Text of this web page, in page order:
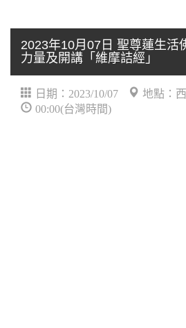
2023年10月07日 聖尊蓮生活
力量及開講「維摩詰經」
日期：2023/10/07
地點：
00:00(台灣時間)